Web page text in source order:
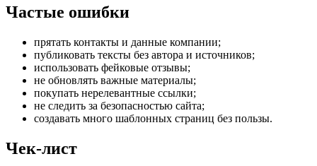
Частые ошибки
прятать контакты и данные компании;
публиковать тексты без автора и источников;
использовать фейковые отзывы;
не обновлять важные материалы;
покупать нерелевантные ссылки;
не следить за безопасностью сайта;
создавать много шаблонных страниц без пользы.
Чек-лист